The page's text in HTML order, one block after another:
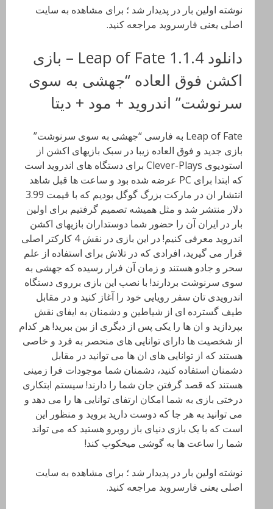
نوشته اولین بار در پدیدار شد ؛ برای مشاهده به سایت
اصلی یعنی فارسروید مراجعه کنید.
دانلود Leap of Fate 1.1.4 – بازی
اکشن فوق العاده “جهشی به سوی
سرنوشت” اندروید + مود + دیتا
Leap of Fate به فارسی “جهشی به سوی سرنوشت”
بازی جدید و فوق العاده زیبا در سبک بازیهای اکشن از
استودیوی Clever-Plays برای دستگاه های اندروید است
که ابتدا برای PC عرضه شده بود و ساعت ها قبل شاهد
انتشار ان در مارکت بزرگ گوگل بودیم که با قیمت 3.99
دلار منتشر شد و مثل همیشه تصمیم گرفتیم برای اولین
بار در ایران آن را حضور شما دوستداران بازیهای اکشن
اندروید معرفی کنیم! در این بازی در نقش 4 کارکتر اصلی
قرار می گیرید، افرادی که در تلاش برای استفاده از علم
سحر و جادو هستند و زمان آن فرار رسیده که جهشی به
سوی سرنوشت بردارند! با نصب این بازی برروی دستگاه
اندرویدی تان سفر رویایی خود را آغاز کنید و در مقابل
طیف گسترده ای از شیاطین و دشمنان به ایفای نقش
بپردازید و ان ها را یکی پس از دیگری از بین ببرید! هر کدام
از شخصیت ها دارای توانایی های منحصر به فرد و خاصی
هستند که از توانایی های ان ها می توانید در مقابل
دشمنان استفاده کنید، دشمنان شما موجودات فرا زمینی
هستند که قصد گرفتن جان شما را دارند! سیستم ابتکاری
درختی بازی به شما امکان ارتفای توانایی ها را می دهد و
می توانید به هر جا که دوست دارید بروید و منظور این
است که با یک بازی دنیای باز روبرو هستید که می تواند
شما را ساعت ها به گوشی میخکوب کند!
نوشته اولین بار در پدیدار شد ؛ برای مشاهده به سایت
اصلی یعنی فارسروید مراجعه کنید.